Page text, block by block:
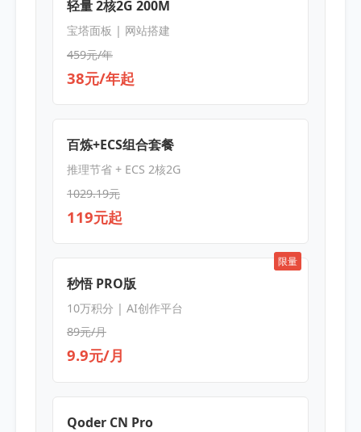
轻量 2核2G 200M
宝塔面板 | 网站搭建
459元/年
38元/年起
百炼+ECS组合套餐
推理节省 + ECS 2核2G
1029.19元
119元起
限量
秒悟 PRO版
10万积分 | AI创作平台
89元/月
9.9元/月
Qoder CN Pro